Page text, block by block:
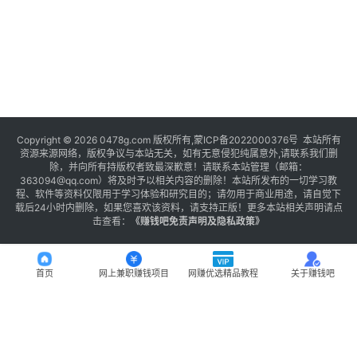
Copyright © 2026 0478g.com 版权所有,蒙ICP备2022000376号 本站所有
资源来源网络，版权争议与本站无关，如有无意侵犯纯属意外,请联系我们删
除，并向所有持版权者致最深歉意！请联系本站管理（邮箱：
363094@qq.com）将及时予以相关内容的删除！本站所发布的一切学习教
程、软件等资料仅限用于学习体验和研究目的；请勿用于商业用途，请自觉下
载后24小时内删除，如果您喜欢该资料，请支持正版！更多本站相关声明请点
击查看：
《赚钱吧免责声明及隐私政策》
首页 网上兼职赚钱项目 网赚优选精品教程 关于赚钱吧